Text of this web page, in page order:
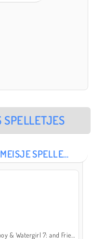
SPELLETJES
VUURJONGEN EN WATERMEISJE SPELLETJES